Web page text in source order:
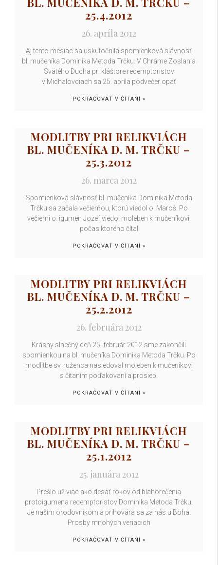
25.4.2012
26. apríla 2012
Aj tento mesiac sa uskutočnila spomienková slávnosť
bl. mučeníka Dominika Metoda Trčku. V Chráme Zoslania
Svätého Ducha pri kláštore redemptoristov
v Michalovciach sa 25. apríla podvečer opäť
POKRAČOVAŤ V ČÍTANÍ »
MODLITBY PRI RELIKVIÁCH
BL. MUČENÍKA D. M. TRČKU –
25.3.2012
26. marca 2012
Spomienková slávnosť bl. mučeníka Dominika Metoda
Trčku sa začala večierňou, ktorú viedol o. Maroš. Po
večierni o. igumen Jozef viedol moleben k mučeníkovi,
počas ktorého čítal
POKRAČOVAŤ V ČÍTANÍ »
MODLITBY PRI RELIKVIÁCH
BL. MUČENÍKA D. M. TRČKU –
25.2.2012
26. februára 2012
Krásny slnečný deň 25. február 2012 sme zakončili
spomienkou na bl. mučeníka Dominika Metoda Trčku. Po
modlitbe sv. ruženca nasledoval moleben k mučeníkovi
s čítaním poďakovaní a prosieb.
POKRAČOVAŤ V ČÍTANÍ »
MODLITBY PRI RELIKVIÁCH
BL. MUČENÍKA D. M. TRČKU –
25.1.2012
25. januára 2012
Prešlo už viac ako desať rokov od blahorečenia
protoigumena redemptoristov Dominika Metoda Trčku.
Je našim orodovníkom a prihovára sa za nás u Boha.
Prosby mnohých veriacich
POKRAČOVAŤ V ČÍTANÍ »